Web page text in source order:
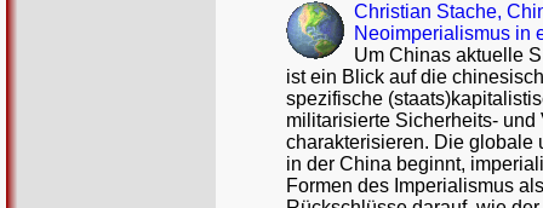
Christian Stache,
Neoimperialismus in
Um Chinas aktuelle
ist ein Blick auf die
spezifische
militarisierte Sicherheits-
charakterisieren. Die globale
in der China beginnt,
Formen des Imperialismus